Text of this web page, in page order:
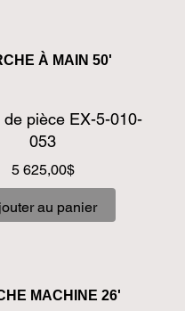
À MAIN 50'
de pièce EX-5-010-
053
5 625,00$Prix
au panier
MACHINE 26'